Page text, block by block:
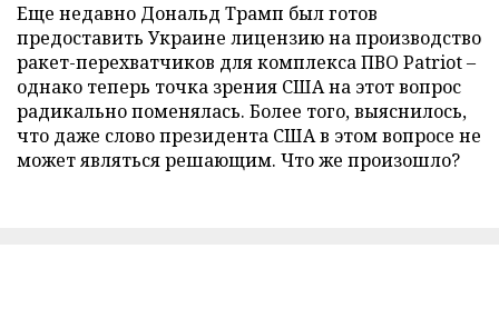
Еще недавно Дональд Трамп был готов
предоставить Украине лицензию на производство
ракет-перехватчиков для комплекса ПВО Patriot –
однако теперь точка зрения США на этот вопрос
радикально поменялась. Более того, выяснилось,
что даже слово президента США в этом вопросе не
может являться решающим. Что же произошло?